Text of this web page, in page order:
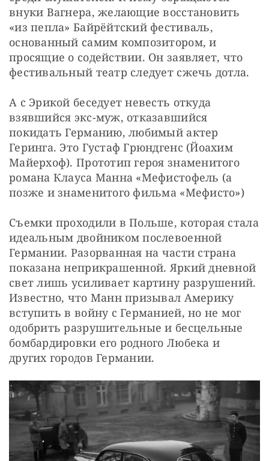
внуки Вагнера, желающие восстановить
«из пепла» Байрёйтский фестиваль,
основанный самим композитором, и
просящие о содействии. Он заявляет, что
фестивальный театр следует сжечь дотла.
А с Эрикой беседует невесть откуда
взявшийся экс-муж, отказавшийся
покидать Германию, любимый актер
Геринга. Это Густаф Грюндгенс (Йоахим
Майерхоф). Прототип героя знаменитого
романа Клауса Манна «Мефистофель (а
позже и знаменитого фильма «Мефисто»)
Съемки проходили в Польше, которая стала
идеальным двойником послевоенной
Германии. Разорванная на части страна
показана неприкрашенной. Яркий дневной
свет лишь усиливает картину разрушений.
Известно, что Манн призывал Америку
вступить в войну с Германией, но не мог
одобрить разрушительные и бесцельные
бомбардировки его родного Любека и
других городов Германии.